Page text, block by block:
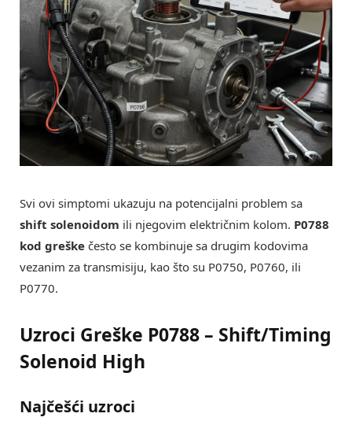
Svi ovi simptomi ukazuju na potencijalni problem sa
shift solenoidom ili njegovim električnim kolom. P0788
kod greške često se kombinuje sa drugim kodovima
vezanim za transmisiju, kao što su P0750, P0760, ili
P0770.
Uzroci Greške P0788 – Shift/Timing
Solenoid High
Najčešći uzroci